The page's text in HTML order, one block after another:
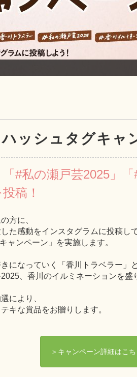
ッシュタグキャ
「#私の瀬戸芸2025」
稿！
方に、
た感動をインスタグラムに投稿し
ャンペーン」を実施します。
になっていく「香川トラベラー」と
、香川のイルミネーションを盛
により、
キな賞品をお贈りします。
＞キャンペーン詳細はこち